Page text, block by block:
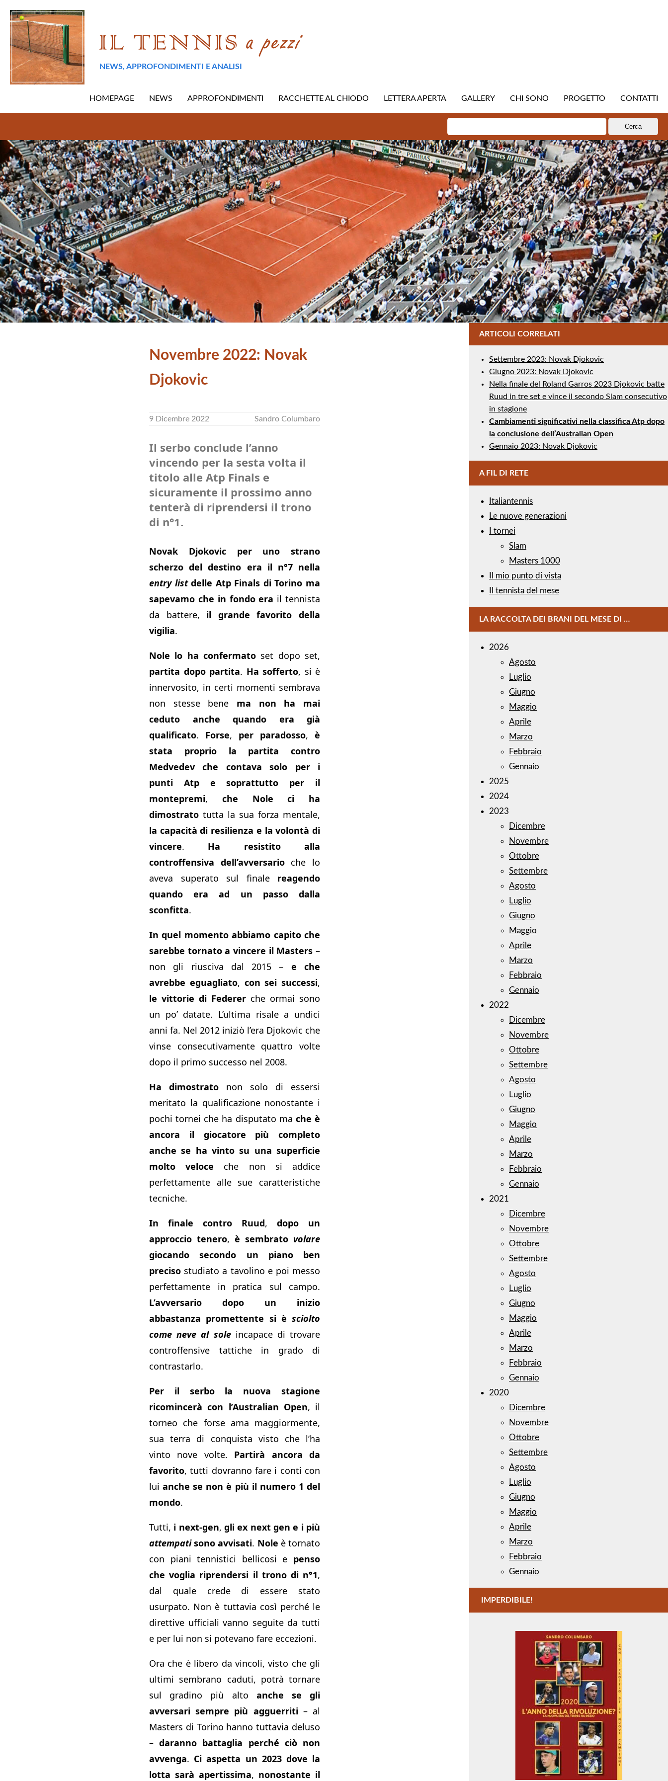
NEWS, APPROFONDIMENTI E ANALISI
HOMEPAGE NEWS APPROFONDIMENTI RACCHETTE AL CHIODO LETTERA APERTA GALLERY CHI SONO PROGETTO CONTATTI
per:
Novembre 2022: Novak
Djokovic
9 Dicembre 2022 Sandro Columbaro
Il serbo conclude l’anno
vincendo per la sesta volta il
titolo alle Atp Finals e
sicuramente il prossimo anno
tenterà di riprendersi il trono
di n°1.
Novak Djokovic per uno strano
scherzo del destino era il n°7 nella
entry listdelle Atp Finals di Torino ma
sapevamo che in fondo era il tennista
da battere, il grande favorito della
vigilia.
Nole lo ha confermato set dopo set,
partita dopo partita. Ha sofferto, si è
innervosito, in certi momenti sembrava
non stesse bene ma non ha mai
ceduto anche quando era già
qualificato. Forse, per paradosso, è
stata proprio la partita contro
Medvedev che contava solo per i
punti Atp e soprattutto per il
montepremi, che Nole ci ha
dimostrato tutta la sua forza mentale,
la capacità di resilienza e la volontà di
vincere. Ha resistito alla
controffensiva dell’avversarioche lo
aveva superato sul finale reagendo
quando era ad un passo dalla
sconfitta.
In quel momento abbiamo capito che
sarebbe tornato a vincere il Masters –
non gli riusciva dal 2015 – e che
avrebbe eguagliato, con sei successi,
le vittorie di Federer che ormai sono
un po’ datate. L’ultima risale a undici
anni fa. Nel 2012 iniziò l’era Djokovic che
vinse consecutivamente quattro volte
dopo il primo successo nel 2008.
Ha dimostrato non solo di essersi
meritato la qualificazione nonostante i
pochi tornei che ha disputato ma che è
ancora il giocatore più completo
anche se ha vinto su una superficie
molto veloce che non si addice
perfettamente alle sue caratteristiche
tecniche.
In finale contro Ruud, dopo un
approccio tenero, è sembrato volare
giocando secondo un piano ben
preciso studiato a tavolino e poi messo
perfettamente in pratica sul campo.
L’avversario dopo un inizio
abbastanza promettente si è sciolto
come neve al soleincapace di trovare
controffensive tattiche in grado di
contrastarlo.
Per il serbo la nuova stagione
ricomincerà con l’Australian Open, il
torneo che forse ama maggiormente,
sua terra di conquista visto che l’ha
vinto nove volte. Partirà ancora da
favorito, tutti dovranno fare i conti con
luianche se non è più il numero 1 del
mondo.
Tutti, i next-gen,gli ex next gen e i più
attempatisono avvisati. Nole è tornato
con piani tennistici bellicosi e penso
che voglia riprendersi il trono di n°1,
dal quale crede di essere stato
usurpato. Non è tuttavia così perché le
direttive ufficiali vanno seguite da tutti
e per lui non si potevano fare eccezioni.
Ora che è libero da vincoli, visto che gli
ultimi sembrano caduti, potrà tornare
sul gradino più alto anche se gli
avversari sempre più agguerriti– al
Masters di Torino hanno tuttavia deluso
–daranno battaglia perché ciò non
avvenga. Ci aspetta un 2023 dove la
lotta sarà apertissima, nonostante il
ARTICOLI CORRELATI
Settembre 2023: Novak Djokovic
Giugno 2023: Novak Djokovic
Nella finale del Roland Garros 2023 Djokovic batte
Ruud in tre set e vince il secondo Slam consecutivo
in stagione
Cambiamenti significativi nella classifica Atp dopo
la conclusione dell’Australian Open
Gennaio 2023: Novak Djokovic
A FIL DI RETE
Italiantennis
Le nuove generazioni
I tornei
Slam
Masters 1000
Il mio punto di vista
Il tennista del mese
LA RACCOLTA DEI BRANI DEL MESE DI …
2026
Agosto
Luglio
Giugno
Maggio
Aprile
Marzo
Febbraio
Gennaio
2025
2024
2023
Dicembre
Novembre
Ottobre
Settembre
Agosto
Luglio
Giugno
Maggio
Aprile
Marzo
Febbraio
Gennaio
2022
Dicembre
Novembre
Ottobre
Settembre
Agosto
Luglio
Giugno
Maggio
Aprile
Marzo
Febbraio
Gennaio
2021
Dicembre
Novembre
Ottobre
Settembre
Agosto
Luglio
Giugno
Maggio
Aprile
Marzo
Febbraio
Gennaio
2020
Dicembre
Novembre
Ottobre
Settembre
Agosto
Luglio
Giugno
Maggio
Aprile
Marzo
Febbraio
Gennaio
IMPERDIBILE!